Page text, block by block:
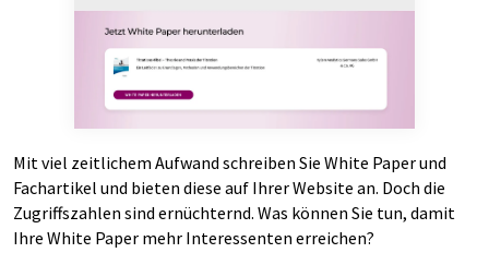
Mit viel zeitlichem Aufwand schreiben Sie White Paper und
Fachartikel und bieten diese auf Ihrer Website an. Doch die
Zugriffszahlen sind ernüchternd. Was können Sie tun, damit
Ihre White Paper mehr Interessenten erreichen?